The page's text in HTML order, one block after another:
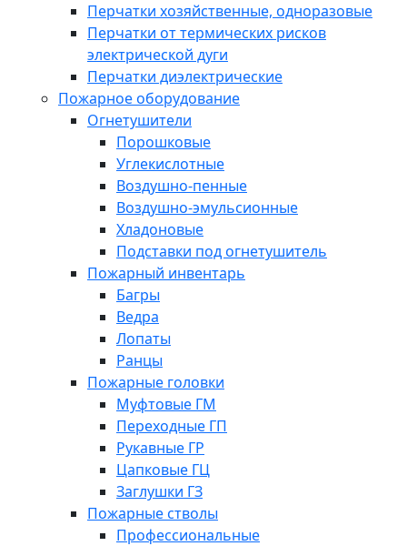
Перчатки хозяйственные, одноразовые
Перчатки от термических рисков
электрической дуги
Перчатки диэлектрические
Пожарное оборудование
Огнетушители
Порошковые
Углекислотные
Воздушно-пенные
Воздушно-эмульсионные
Хладоновые
Подставки под огнетушитель
Пожарный инвентарь
Багры
Ведра
Лопаты
Ранцы
Пожарные головки
Муфтовые ГМ
Переходные ГП
Рукавные ГР
Цапковые ГЦ
Заглушки ГЗ
Пожарные стволы
Профессиональные